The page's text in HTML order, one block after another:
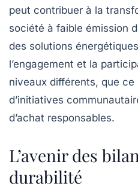
peut contribuer à la
société à faible émission
des solutions
l’engagement et la
niveaux différents, que ce
d’initiatives
d’achat responsables.
L’avenir des
durabilité